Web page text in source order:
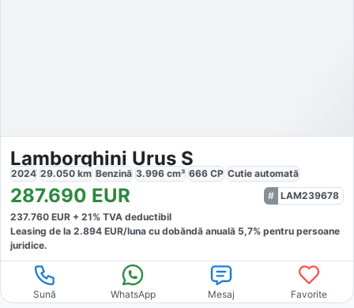
Lamborghini Urus S
2024 29.050 km Benzină 3.996 cm³ 666 CP Cutie automată
287.690 EUR
LAM239678
237.760 EUR + 21% TVA deductibil
Leasing de la 2.894 EUR/luna cu dobăndă anuală 5,7% pentru persoane
juridice.
Sună WhatsApp Mesaj Favorite